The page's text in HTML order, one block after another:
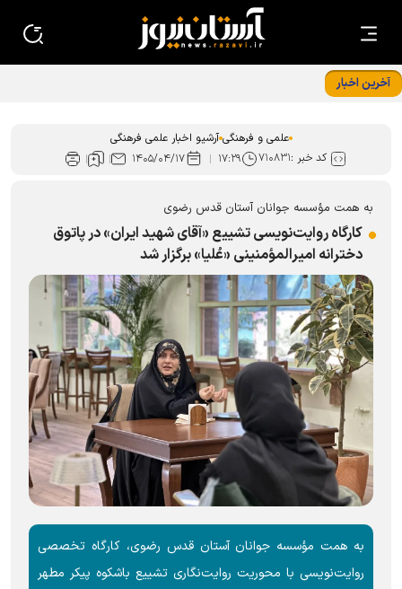
آخرین اخبار
علمی و فرهنگی آرشیو اخبار علمی فرهنگی
کد خبر :۷۱۰۸۳۱ ۱۷:۲۹ ۱۴۰۵/۰۴/۱۷
به همت مؤسسه جوانان آستان قدس رضوی
کارگاه روایت‌نویسی تشییع «آقای شهید ایران» در پاتوق
دخترانه امیرالمؤمنینی «عُلیا» برگزار شد
به همت مؤسسه جوانان آستان قدس رضوی، کارگاه تخصصی
روایت‌نویسی با محوریت روایت‌نگاری تشییع باشکوه پیکر مطهر